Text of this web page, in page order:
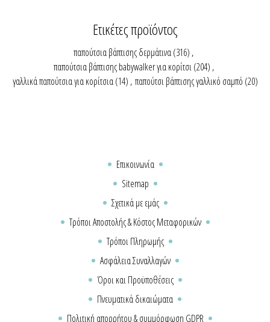
Ετικέτες προϊόντος
παπούτσια βάπτισης δερμάτινα(316) ,
παπούτσια βάπτισης babywalker για κορίτσι (204) ,
γαλλικά παπούτσια για κορίτσια (14) , παπούτσι βάπτισης γαλλικό σαμπό (20)
Επικοινωνία
Sitemap
Σχετικά με εμάς
Τρόποι Αποστολής & Κόστος Μεταφορικών
Τρόποι Πληρωμής
Ασφάλεια Συναλλαγών
Όροι και Προϋποθέσεις
Πνευματικά δικαιώματα
Πολιτική απορρήτου & συμμόρφωση GDPR